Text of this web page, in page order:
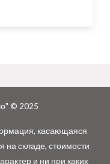
© 2025
касающаяся
на складе, стоимости
и ни при каких